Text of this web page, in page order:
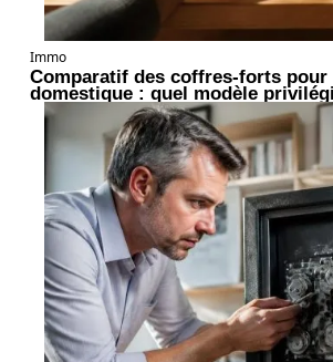
Immo
Comparatif des coffres-forts pour
domestique : quel modèle